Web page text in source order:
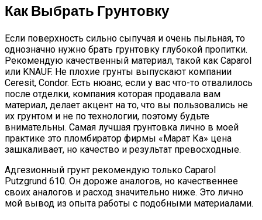
Как Выбрать Грунтовку
Если поверхность сильно сыпучая и очень пыльная, то
однозначно нужно брать грунтовку глубокой пропитки.
Рекомендую качественный материал, такой как Caparol
или KNAUF. Не плохие грунты выпускают компании
Ceresit, Condor. Есть нюанс, если у вас что-то отвалилось
после отделки, компания которая продавала вам
материал, делает акцент на то, что вы пользовались не
их грунтом и не по технологии, поэтому будьте
внимательны. Самая лучшая грунтовка лично в моей
практике это пломбиратор фирмы «Марат Ка» цена
зашкаливает, но качество и результат превосходные.
Адгезионный грунт рекомендую только Caparol
Putzgrund 610. Он дороже аналогов, но качественнее
своих аналогов и расход значительно ниже. Это лично
мой вывод из опыта работы с подобными материалами.